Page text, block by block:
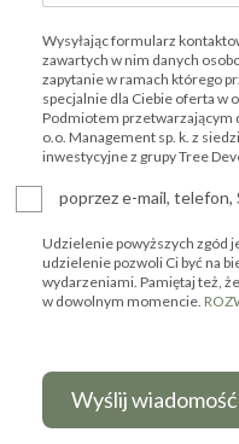
Wysyłając formularz
zawartych w nim danych
zapytanie w ramach którego
specjalnie dla Ciebie oferta w
Podmiotem przetwarzającym
o.o. Management sp. k. z
inwestycyjne z grupy Tree
poprzez e-mail, telefon,
Udzielenie powyższych zgód
udzielenie pozwoli Ci być na
wydarzeniami. Pamiętaj też,
w dowolnym momencie.